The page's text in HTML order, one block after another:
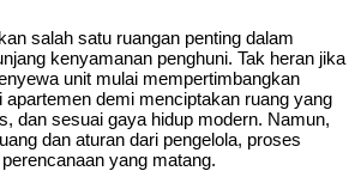
salah satu ruangan penting dalam
kenyamanan penghuni. Tak heran jika
unit mulai mempertimbangkan
demi menciptakan ruang yang
dan sesuai gaya hidup modern. Namun,
dan aturan dari pengelola, proses
yang matang.